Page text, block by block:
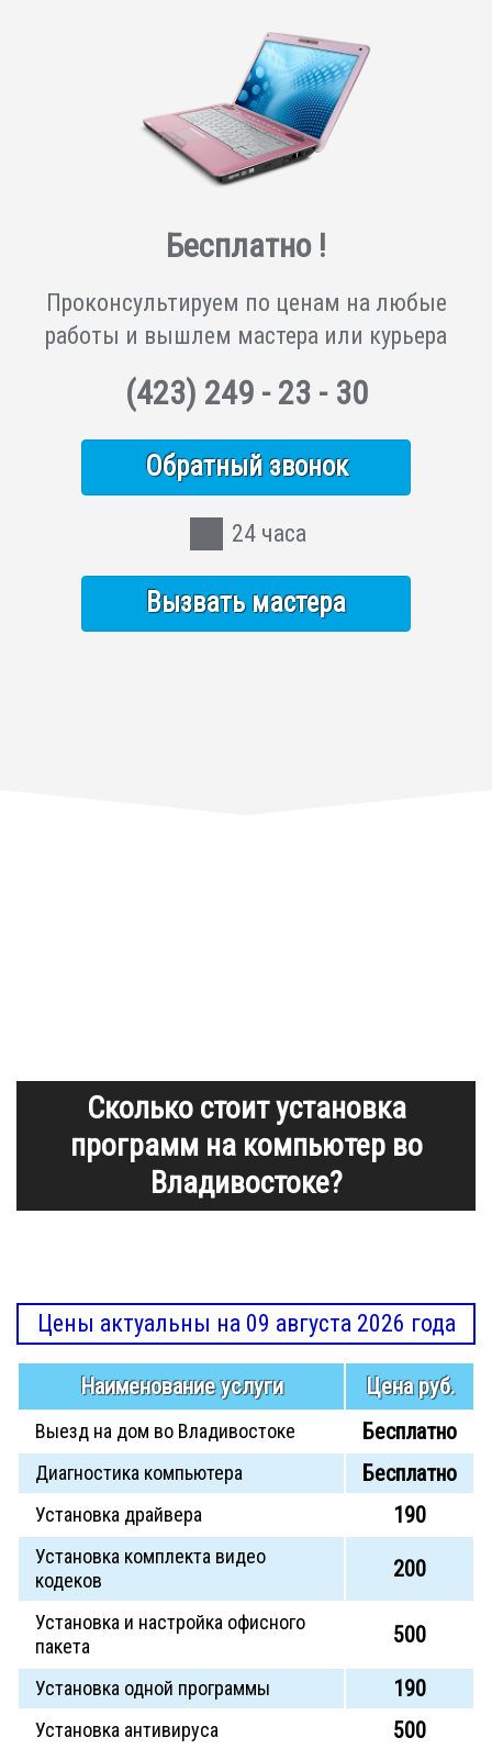
Бесплатно !
Проконсультируем по ценам на любые
работы и вышлем мастера или курьера
(423) 249 - 23 - 30
Обратный звонок
24 часа
Вызвать мастера
Сколько стоит установка
программ на компьютер во
Владивостоке?
Цены актуальны на 09 августа 2026 года
Наименование услуги Цена руб.
Выезд на дом во Владивостоке Бесплатно
Диагностика компьютера Бесплатно
Установка драйвера 190
Установка комплекта видео
кодеков
200
Установка и настройка офисного
пакета
500
Установка одной программы 190
Установка антивируса 500